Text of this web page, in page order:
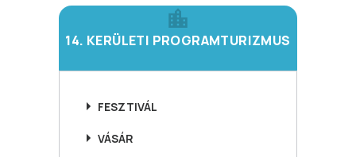
14. KERÜLETI PROGRAMTURIZMUS
FESZTIVÁL
VÁSÁR